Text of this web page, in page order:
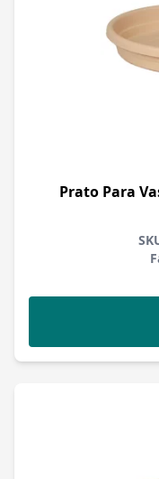
Prato Para